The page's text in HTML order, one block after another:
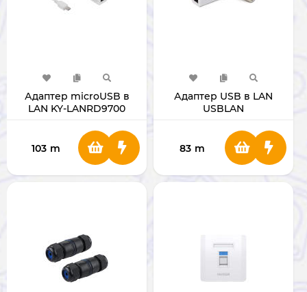
Адаптер microUSB в
LAN KY-LANRD9700
103 m
Адаптер USB в LAN
USBLAN
83 m